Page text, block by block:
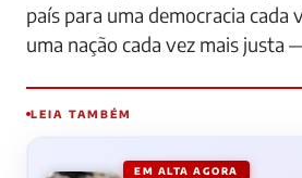
país para uma democracia cada
uma nação cada vez mais justa
LEIA TAMBÉM
EM ALTA AGORA